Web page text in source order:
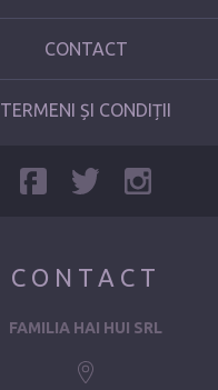
CONTACT
TERMENI ȘI CONDIȚII
CONTACT
FAMILIA HAI HUI SRL